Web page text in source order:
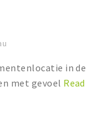
in de
met gevoel Read